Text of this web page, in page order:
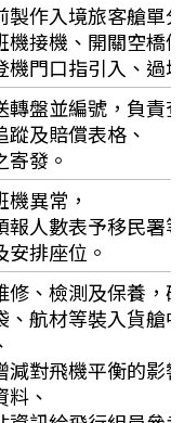
製作入境旅客艙單
機接機、開關空橋
機門口指引入、過
轉盤並編號，負責
蹤及賠償表格、
寄發。
異常，
報人數表予移民署
安排座位。
修、檢測及保養，
、航材等裝入貨艙
減對飛機平衡的影
、